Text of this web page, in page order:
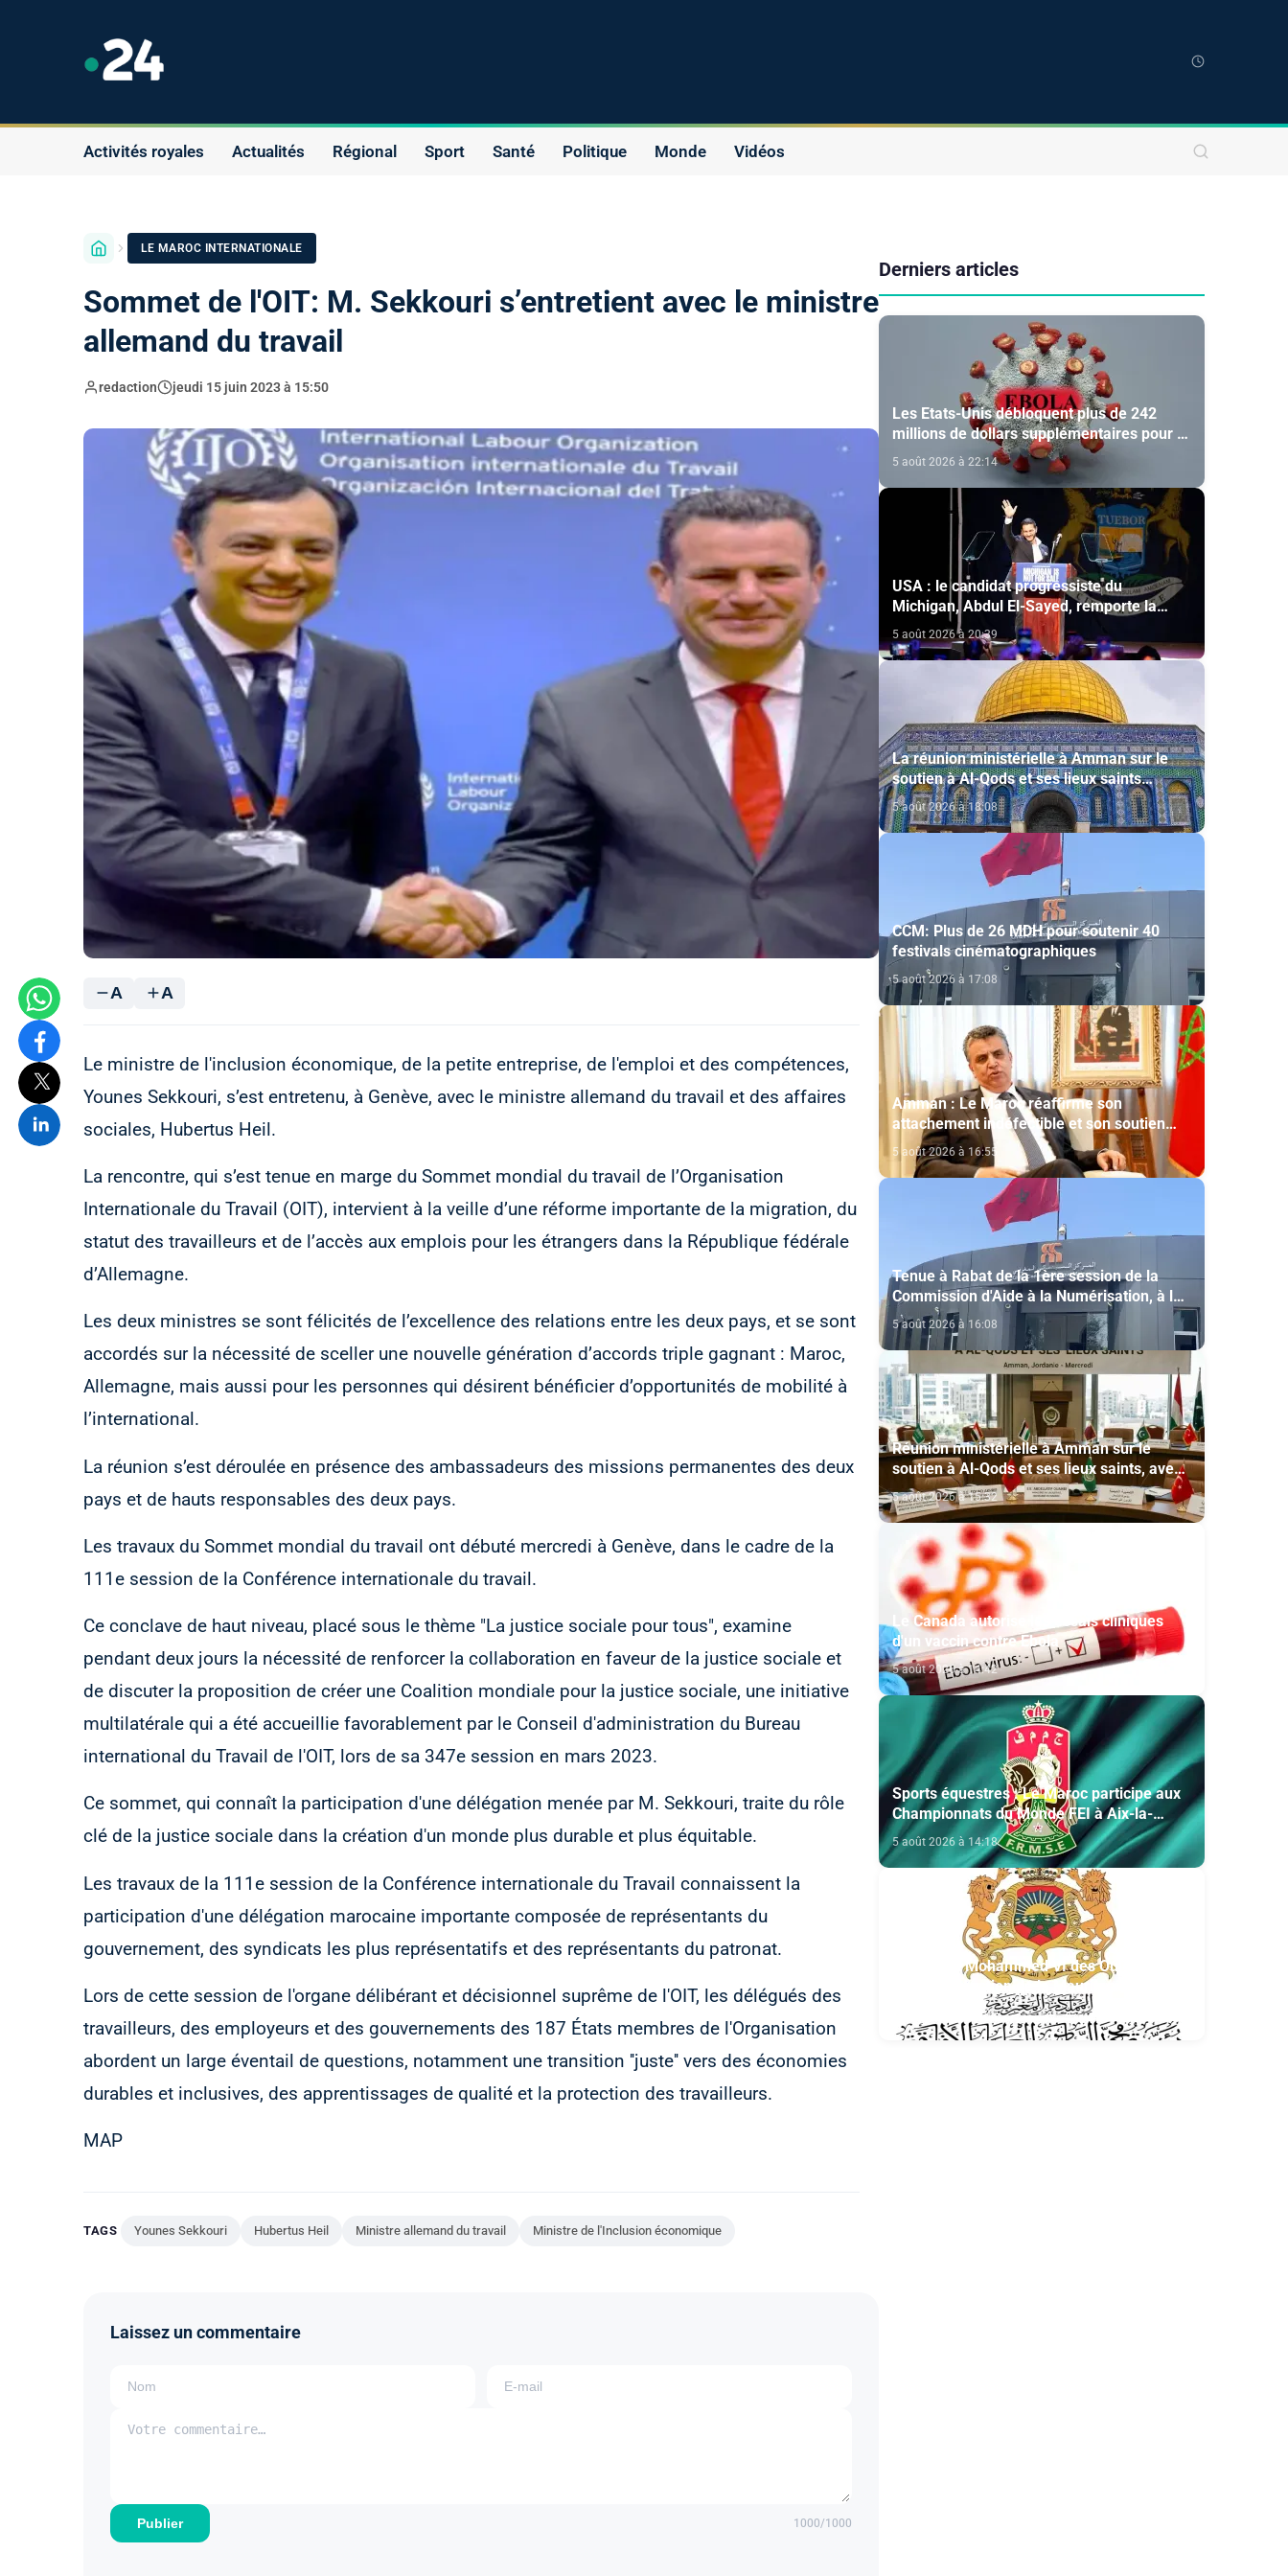
Activités royales Actualités Régional Sport Santé Politique Monde Vidéos
LE MAROC INTERNATIONALE
Sommet de l'OIT: M. Sekkouri s’entretient avec le ministre
allemand du travail
redaction jeudi 15 juin 2023 à 15:50
A A
Le ministre de l'inclusion économique, de la petite entreprise, de l'emploi et des compétences,
Younes Sekkouri, s’est entretenu, à Genève, avec le ministre allemand du travail et des affaires
sociales, Hubertus Heil.
La rencontre, qui s’est tenue en marge du Sommet mondial du travail de l’Organisation
Internationale du Travail (OIT), intervient à la veille d’une réforme importante de la migration, du
statut des travailleurs et de l’accès aux emplois pour les étrangers dans la République fédérale
d’Allemagne.
Les deux ministres se sont félicités de l’excellence des relations entre les deux pays, et se sont
accordés sur la nécessité de sceller une nouvelle génération d’accords triple gagnant : Maroc,
Allemagne, mais aussi pour les personnes qui désirent bénéficier d’opportunités de mobilité à
l’international.
La réunion s’est déroulée en présence des ambassadeurs des missions permanentes des deux
pays et de hauts responsables des deux pays.
Les travaux du Sommet mondial du travail ont débuté mercredi à Genève, dans le cadre de la
111e session de la Conférence internationale du travail.
Ce conclave de haut niveau, placé sous le thème "La justice sociale pour tous", examine
pendant deux jours la nécessité de renforcer la collaboration en faveur de la justice sociale et
de discuter la proposition de créer une Coalition mondiale pour la justice sociale, une initiative
multilatérale qui a été accueillie favorablement par le Conseil d'administration du Bureau
international du Travail de l'OIT, lors de sa 347e session en mars 2023.
Ce sommet, qui connaît la participation d'une délégation menée par M. Sekkouri, traite du rôle
clé de la justice sociale dans la création d'un monde plus durable et plus équitable.
Les travaux de la 111e session de la Conférence internationale du Travail connaissent la
participation d'une délégation marocaine importante composée de représentants du
gouvernement, des syndicats les plus représentatifs et des représentants du patronat.
Lors de cette session de l'organe délibérant et décisionnel suprême de l'OIT, les délégués des
travailleurs, des employeurs et des gouvernements des 187 États membres de l'Organisation
abordent un large éventail de questions, notamment une transition ''juste'' vers des économies
durables et inclusives, des apprentissages de qualité et la protection des travailleurs.
MAP
TAGS Younes Sekkouri Hubertus Heil Ministre allemand du travail Ministre de l'Inclusion économique
Laissez un commentaire
Publier 1000/1000
Derniers articles
Les Etats-Unis débloquent plus de 242
millions de dollars supplémentaires pour la
lutte contre Ebola
5 août 2026 à 22:14
USA : le candidat progressiste du
Michigan, Abdul El-Sayed, remporte la
primaire démocrate pour le Sénat
5 août 2026 à 20:39
La réunion ministérielle à Amman sur le
soutien à Al-Qods et ses lieux saints
souligne l’importance du rôle du Comité Al
Qods présidé par SM le Roi
5 août 2026 à 18:08
CCM: Plus de 26 MDH pour soutenir 40
festivals cinématographiques
5 août 2026 à 17:08
Amman : Le Maroc réaffirme son
attachement indéfectible et son soutien
constant aux droits légitimes du peuple
palestinien
5 août 2026 à 16:55
Tenue à Rabat de la 1ère session de la
Commission d'Aide à la Numérisation, à la
Modernisation et à la Création des Salles
de Cinéma au titre de l'année 2026
5 août 2026 à 16:08
Réunion ministérielle à Amman sur le
soutien à Al-Qods et ses lieux saints, avec
la participation du Maroc
5 août 2026 à 15:32
Le Canada autorise les essais cliniques
d'un vaccin contre Ebola
5 août 2026 à 14:42
Sports équestres : Le Maroc participe aux
Championnats du Monde FEI à Aix-la-
Chapelle
5 août 2026 à 14:18
Fondation Mohammed VI des Oulémas
africains- section de la Mauritanie:
Annonce des qualifiés au concours des
manuscrits et des documents islamiques
africains
5 août 2026 à 13:04